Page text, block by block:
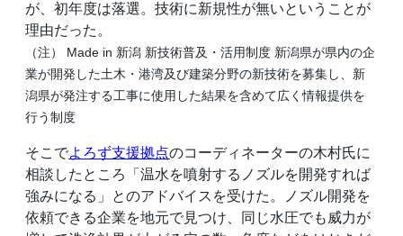
が、初年度は落選。技術に新規性が無いということが
理由だった。
（注） Made in 新潟 新技術普及・活用制度 新潟県が県内の企
業が開発した土木・港湾及び建築分野の新技術を募集し、新
潟県が発注する工事に使用した結果を含めて広く情報提供を
行う制度
そこでよろず支援拠点のコーディネーターの木村氏に
相談したところ「温水を噴射するノズルを開発すれば
強みになる」とのアドバイスを受けた。ノズル開発を
依頼できる企業を地元で見つけ、同じ水圧でも威力が